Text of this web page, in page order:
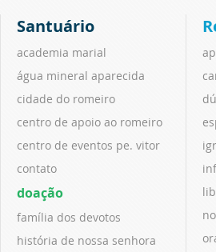
Santuário
academia marial
água mineral aparecida
cidade do romeiro
centro de apoio ao romeiro
centro de eventos pe. vitor
contato
doação
família dos devotos
história de nossa senhora